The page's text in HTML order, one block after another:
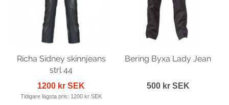
Richa Sidney skinnjeans
strl 44
1200 kr SEK
Tidigare lägsta pris: 1200 kr SEK
Bering Byxa Lady Jean
500 kr SEK